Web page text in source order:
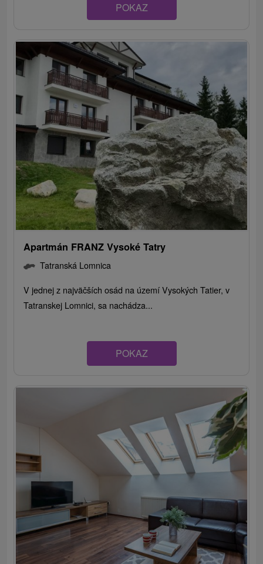
POKAZ
Apartmán FRANZ Vysoké Tatry
Tatranská Lomnica
V jednej z najväčších osád na území Vysokých Tatier, v
Tatranskej Lomnici, sa nachádza...
POKAZ